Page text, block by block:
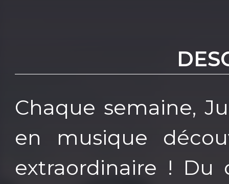
Chaque semaine,
en musique
extraordinaire ! Du